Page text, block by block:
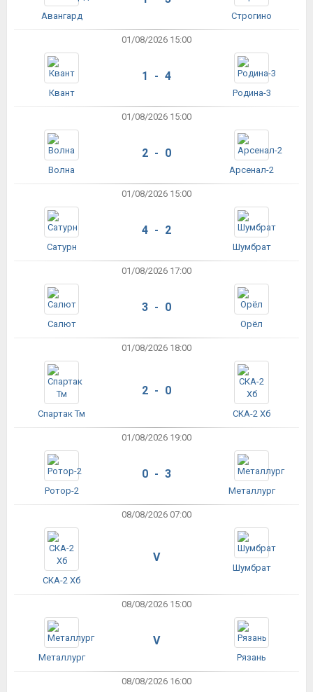
Авангард Строгино
01/08/2026 15:00
Квант
1 - 4
Родина-3
01/08/2026 15:00
Волна
2 - 0
Арсенал-2
01/08/2026 15:00
Сатурн
4 - 2
Шумбрат
01/08/2026 17:00
Салют
3 - 0
Орёл
01/08/2026 18:00
Спартак Тм
2 - 0
СКА-2 Хб
01/08/2026 19:00
Ротор-2
0 - 3
Металлург
08/08/2026 07:00
СКА-2 Хб
V
Шумбрат
08/08/2026 15:00
Металлург
V
Рязань
08/08/2026 16:00